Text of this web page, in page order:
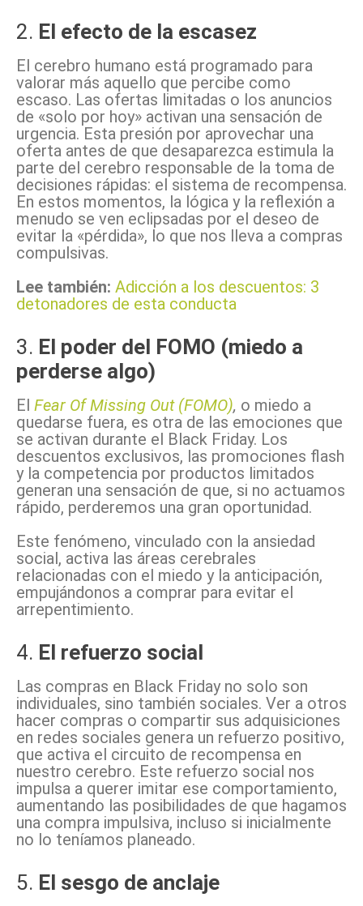
2. El efecto de la escasez
El cerebro humano está programado para
valorar más aquello que percibe como
escaso. Las ofertas limitadas o los anuncios
de «solo por hoy» activan una sensación de
urgencia. Esta presión por aprovechar una
oferta antes de que desaparezca estimula la
parte del cerebro responsable de la toma de
decisiones rápidas: el sistema de recompensa.
En estos momentos, la lógica y la reflexión a
menudo se ven eclipsadas por el deseo de
evitar la «pérdida», lo que nos lleva a compras
compulsivas.
Lee también: Adicción a los descuentos: 3
detonadores de esta conducta
3. El poder del FOMO (miedo a
perderse algo)
El Fear Of Missing Out (FOMO), o miedo a
quedarse fuera, es otra de las emociones que
se activan durante el Black Friday. Los
descuentos exclusivos, las promociones flash
y la competencia por productos limitados
generan una sensación de que, si no actuamos
rápido, perderemos una gran oportunidad.
Este fenómeno, vinculado con la ansiedad
social, activa las áreas cerebrales
relacionadas con el miedo y la anticipación,
empujándonos a comprar para evitar el
arrepentimiento.
4. El refuerzo social
Las compras en Black Friday no solo son
individuales, sino también sociales. Ver a otros
hacer compras o compartir sus adquisiciones
en redes sociales genera un refuerzo positivo,
que activa el circuito de recompensa en
nuestro cerebro. Este refuerzo social nos
impulsa a querer imitar ese comportamiento,
aumentando las posibilidades de que hagamos
una compra impulsiva, incluso si inicialmente
no lo teníamos planeado.
5. El sesgo de anclaje